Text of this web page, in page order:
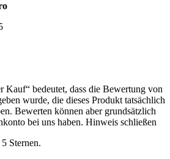
Kauf“ bedeutet, dass die Bewertung von
wurde, die dieses Produkt tatsächlich
Bewerten können aber grundsätzlich
bei uns haben. Hinweis schließen
Sternen.